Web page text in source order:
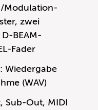
Modulation-
zwei
BEAM-
Fader
Wiedergabe
(WAV)
Sub-Out, MIDI